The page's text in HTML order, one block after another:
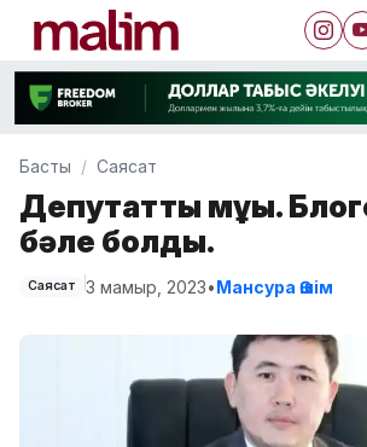
Басты Саясат
Депутаттың мұңы.
бәле болды.
Саясат 3 мамыр, 2023•Мансура Әшім